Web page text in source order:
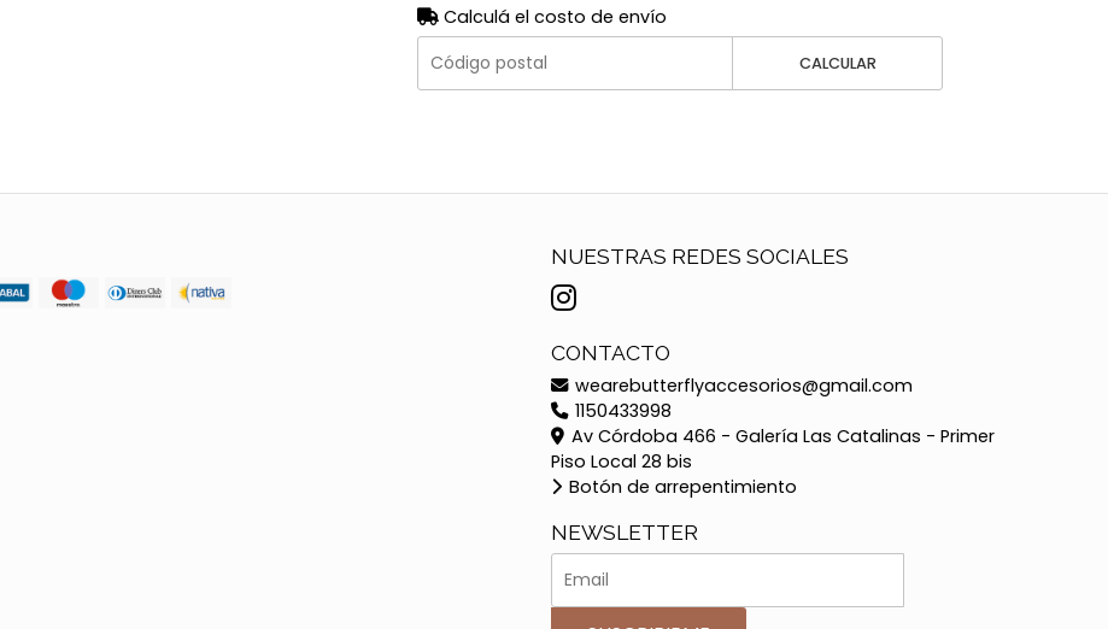
Calculá el costo de envío
CALCULAR
NUESTRAS REDES SOCIALES
CONTACTO
wearebutterflyaccesorios@gmail.com
1150433998
Av Córdoba 466 - Galería Las Catalinas - Primer
Piso Local 28 bis
Botón de arrepentimiento
NEWSLETTER